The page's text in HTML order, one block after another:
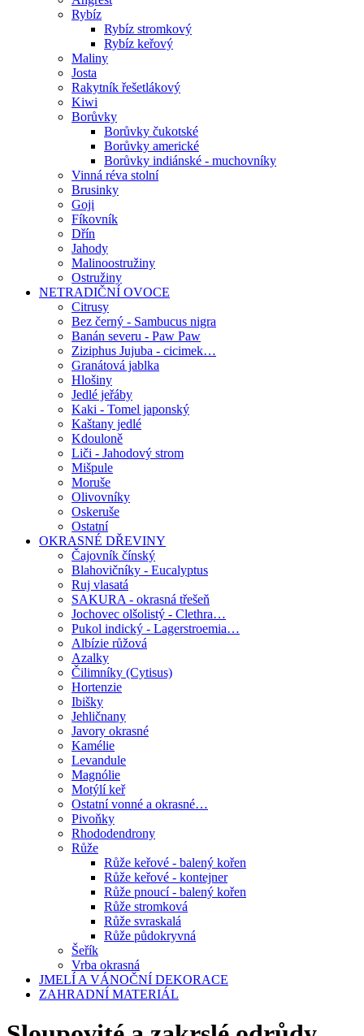
Rybíz
Rybíz stromkový
Rybíz keřový
Maliny
Josta
Rakytník řešetlákový
Kiwi
Borůvky
Borůvky čukotské
Borůvky americké
Borůvky indiánské - muchovníky
Vinná réva stolní
Brusinky
Goji
Fíkovník
Dřín
Jahody
Malinoostružiny
Ostružiny
NETRADIČNÍ OVOCE
Citrusy
Bez černý - Sambucus nigra
Banán severu - Paw Paw
Ziziphus Jujuba - cicimek…
Granátová jablka
Hlošiny
Jedlé jeřáby
Kaki - Tomel japonský
Kaštany jedlé
Kdouloně
Liči - Jahodový strom
Mišpule
Moruše
Olivovníky
Oskeruše
Ostatní
OKRASNÉ DŘEVINY
Čajovník čínský
Blahovičníky - Eucalyptus
Ruj vlasatá
SAKURA - okrasná třešeň
Jochovec olšolistý - Clethra…
Pukol indický - Lagerstroemia…
Albízie růžová
Azalky
Čilimníky (Cytisus)
Hortenzie
Ibišky
Jehličnany
Javory okrasné
Kamélie
Levandule
Magnólie
Motýlí keř
Ostatní vonné a okrasné…
Pivoňky
Rhododendrony
Růže
Růže keřové - balený kořen
Růže keřové - kontejner
Růže pnoucí - balený kořen
Růže stromková
Růže svraskalá
Růže půdokryvná
Šeřík
Vrba okrasná
JMELÍ A VÁNOČNÍ DEKORACE
ZAHRADNÍ MATERIÁL